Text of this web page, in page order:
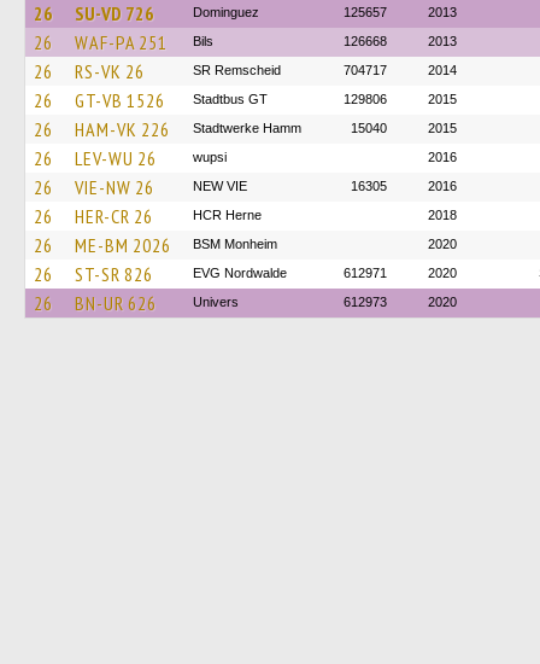
26 SU-VD 726 Dominguez 125657 2013
26 WAF-PA 251 Bils 126668 2013
26 RS-VK 26 SR Remscheid 704717 2014
26 GT-VB 1526 Stadtbus GT 129806 2015
26 HAM-VK 226 Stadtwerke Hamm 15040 2015
26 LEV-WU 26 wupsi 2016
26 VIE-NW 26 NEW VIE 16305 2016
26 HER-CR 26 HCR Herne 2018
26 ME-BM 2026 BSM Monheim 2020
26 ST-SR 826 EVG Nordwalde 612971 2020
26 BN-UR 626 Univers 612973 2020